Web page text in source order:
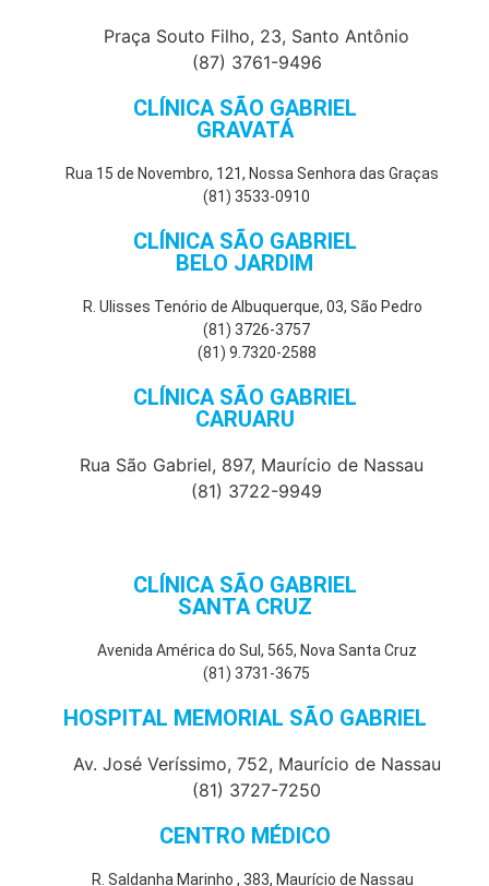
Praça Souto Filho, 23, Santo Antônio
(87) 3761-9496
CLÍNICA SÃO GABRIEL
GRAVATÁ
Rua 15 de Novembro, 121, Nossa Senhora das Graças
(81) 3533-0910
CLÍNICA SÃO GABRIEL
BELO JARDIM
R. Ulisses Tenório de Albuquerque, 03, São Pedro
(81) 3726-3757
(81) 9.7320-2588
CLÍNICA SÃO GABRIEL
CARUARU
Rua São Gabriel, 897, Maurício de Nassau
(81) 3722-9949
CLÍNICA SÃO GABRIEL
SANTA CRUZ
Avenida América do Sul, 565, Nova Santa Cruz
(81) 3731-3675
HOSPITAL MEMORIAL SÃO GABRIEL
Av. José Veríssimo, 752, Maurício de Nassau
(81) 3727-7250
CENTRO MÉDICO
R. Saldanha Marinho , 383, Maurício de Nassau